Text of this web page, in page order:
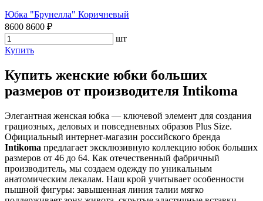
Юбка "Брунелла" Коричневый
8600 8600 ₽
шт
Купить
Купить женские юбки больших
размеров от производителя Intikoma
Элегантная женская юбка — ключевой элемент для создания
грациозных, деловых и повседневных образов Plus Size.
Официальный интернет-магазин российского бренда
Intikoma предлагает эксклюзивную коллекцию юбок больших
размеров от 46 до 64. Как отечественный фабричный
производитель, мы создаем одежду по уникальным
анатомическим лекалам. Наш крой учитывает особенности
пышной фигуры: завышенная линия талии мягко